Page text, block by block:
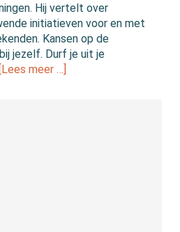
Hij vertelt over
initiatieven voor en met
Kansen op de
jezelf. Durf je uit je
[Lees meer …]